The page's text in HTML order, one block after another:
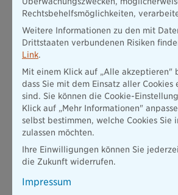
Neue an.
vorausschauend:Wir denken den
weiter. Egal ob bei
Beratung unserer Kundinnen und
Testsieger - Qualität, die
Wir haben das historische
neu interpretiert:Unsere Kunden sollen
unserer Angebote, der Services und der
Beratung verlassen können. Zahlreiche
Anspruch entsprechen, wobei wir immer
Rechtsbehelfsmöglichkeiten,
Weitere Informationen zu den mit
Drittstaaten verbundenen Risiken
Link.
Mit einem Klick auf „Alle akzeptieren"
dass Sie mit dem Einsatz aller Cookies
sind. Sie können die Cookie-
Klick auf „Mehr Informationen"
selbst bestimmen, welche Cookies Sie
zulassen möchten.
Ihre Einwilligungen können Sie
die Zukunft widerrufen.
Impressum